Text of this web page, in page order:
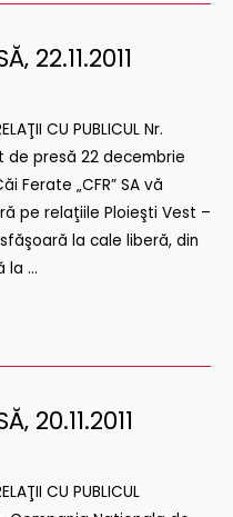
22.11.2011
CU PUBLICUL Nr.
presă 22 decembrie
Ferate „CFR” SA vă
pe relaţiile Ploieşti Vest –
la cale liberă, din
la …
20.11.2011
CU PUBLICUL